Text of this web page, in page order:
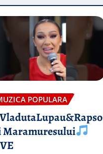
POPULARA
Maramuresului